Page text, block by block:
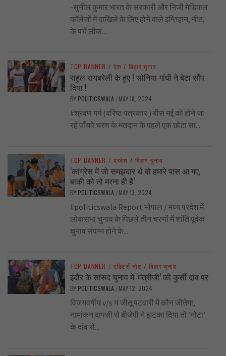
-सुनील कुमार भारत के सरकारी और निजी मेडिकल
कॉलेजों में दाखिले के लिए होने वाले इम्तिहान, नीट,
के पर्चे लीक...
TOP BANNER / देश / बिहार चुनाव
राहुल रायबरेली के हुए ! सोनिया गांधी ने बेटा सौंप
दिया !
BY POLITICSWALA / MAY 18, 2024
#श्रवण गर्ग (वरिष्ठ पत्रकार ) बीस मई को होने जा
रहे पाँचवे चरण के मतदान के पहले एक छोटा सा...
TOP BANNER / प्रदेश / बिहार चुनाव
‘कांग्रेस में जो समझदार थे वो हमारे पास आ गए,
बाकी को तो मरना ही है’
BY POLITICSWALA / MAY 13, 2024
#politicswala Report भोपाल / मध्य प्रदेश में
लोकसभा चुनाव के पिछले तीन चरणों में शांति पूर्वक
चुनाव संपन्न होने के...
TOP BANNER / एडिटर्स नोट / बिहार चुनाव
इंदौर के सांसद चुनाव में ‘मंत्रीजी’ की कुर्सी दांव पर
BY POLITICSWALA / MAY 12, 2024
विजयवर्गीय v/s य जीतू पटवारी में कौन जीतेगा,
नामांकन वापसी से बीजेपी ने झटका दिया तो ‘नोटा’
के दांव से...